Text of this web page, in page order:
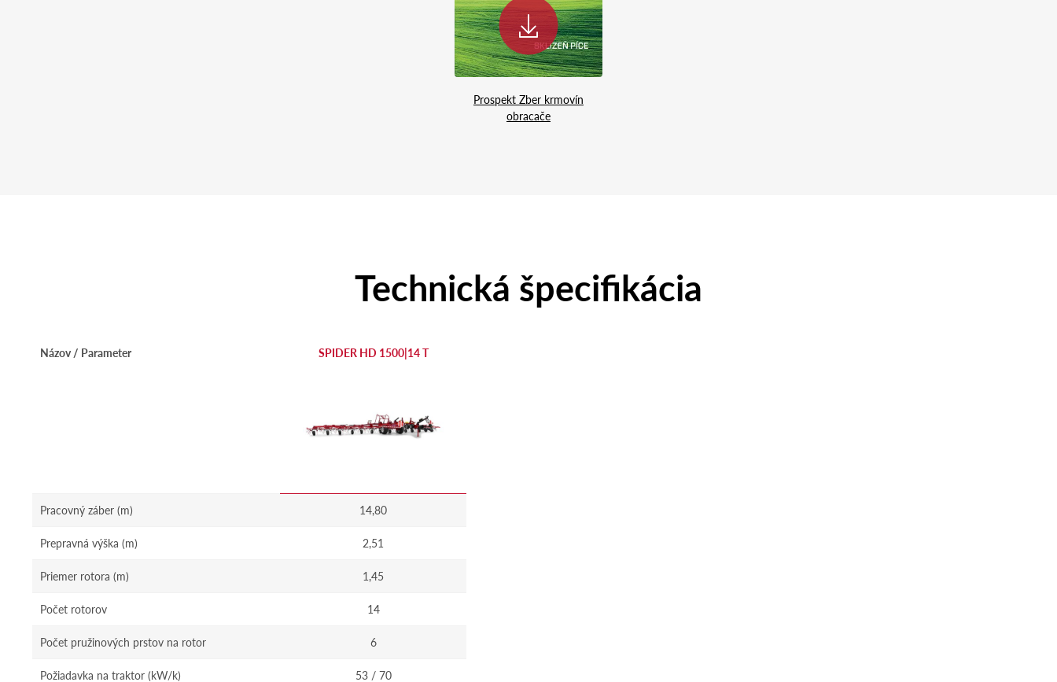
Prospekt Zber krmovín
obracače
Technická špecifikácia
Názov / Parameter
Pracovný záber (m)
Prepravná výška (m)
Priemer rotora (m)
Počet rotorov
Počet pružinových prstov na rotor
Požiadavka na traktor (kW/k)
SPIDER HD 1500|14 T
14,80
2,51
1,45
14
6
53 / 70